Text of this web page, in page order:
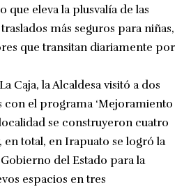
que eleva la plusvalía de las
más seguros para niñas,
que transitan diariamente por
Caja, la Alcaldesa visitó a dos
con el programa ‘Mejoramiento
localidad se construyeron cuatro
en total, en Irapuato se logró la
del Estado para la
espacios en tres